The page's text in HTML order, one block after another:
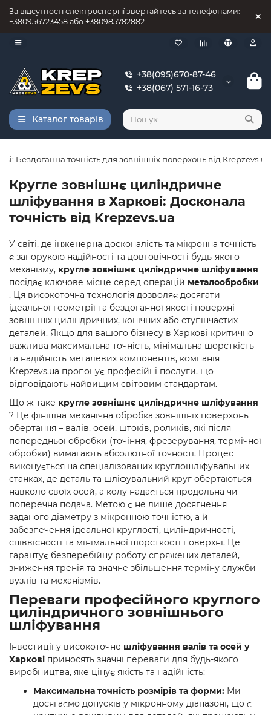
За відсутності єлектроєнергії звертайтесь за телефонами:
+380956723458 або +380985782882
+38(095)670-87-46
+38(067) 571-16-73
Каталог товарів
Бездоганна точність для зовнішніх поверхонь від Krepzevs.ua
Кругле зовнішнє циліндричне
шліфування в Харкові: Досконала
точність від Krepzevs.ua
У світі, де інженерна досконалість та мікронна точність
є запорукою надійності та довговічності будь-якого
механізму, кругле зовнішнє циліндричне шліфування
посідає ключове місце серед операцій металообробки
. Ця високоточна технологія дозволяє досягати
ідеальної геометрії та бездоганної якості поверхні
зовнішніх циліндричних, конічних або ступінчастих
деталей. Якщо для вашого бізнесу в Харкові критично
важлива максимальна точність, мінімальна шорсткість
та надійність металевих компонентів, компанія
Krepzevs.ua пропонує професійні послуги, що
відповідають найвищим світовим стандартам.
Що ж таке кругле зовнішнє циліндричне шліфування
? Це фінішна механічна обробка зовнішніх поверхонь
обертання – валів, осей, штоків, роликів, які після
попередньої обробки (точіння, фрезерування, термічної
обробки) вимагають абсолютної точності. Процес
виконується на спеціалізованих круглошліфувальних
станках, де деталь та шліфувальний круг обертаються
навколо своїх осей, а колу надається продольна чи
поперечна подача. Метою є не лише досягнення
заданого діаметру з мікронною точністю, а й
забезпечення ідеальної круглості, циліндричності,
співвісності та мінімальної шорсткості поверхні. Це
гарантує безперебійну роботу спряжених деталей,
зниження тренія та значне збільшення терміну служби
вузлів та механізмів.
Переваги професійного круглого
циліндричного зовнішнього
шліфування
Інвестиції у високоточне шліфування валів та осей у
Харкові приносять значні переваги для будь-якого
виробництва, яке цінує якість та надійність:
Максимальна точність розмірів та форми: Ми
досягаємо допусків у мікронному діапазоні, що є